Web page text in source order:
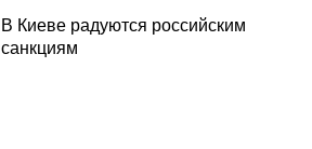
В Киеве радуются российским
санкциям